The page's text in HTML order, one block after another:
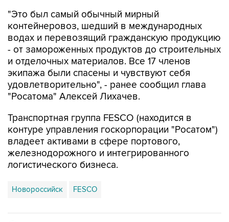
"Это был самый обычный мирный
контейнеровоз, шедший в международных
водах и перевозящий гражданскую продукцию
- от замороженных продуктов до строительных
и отделочных материалов. Все 17 членов
экипажа были спасены и чувствуют себя
удовлетворительно", - ранее сообщил глава
"Росатома" Алексей Лихачев.
Транспортная группа FESCO (находится в
контуре управления госкорпорации "Росатом")
владеет активами в сфере портового,
железнодорожного и интегрированного
логистического бизнеса.
Новороссийск FESCO